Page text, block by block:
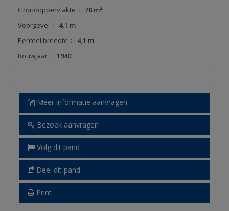
Grondoppervlakte :
78 m²
Voorgevel :
4,1 m
Perceel breedte :
4,1 m
Bouwjaar : 1940
Meer informatie aanvragen
Bezoek aanvragen
Volg dit pand
Deel dit pand
Print